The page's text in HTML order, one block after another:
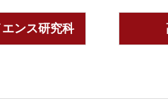
ンス研究科